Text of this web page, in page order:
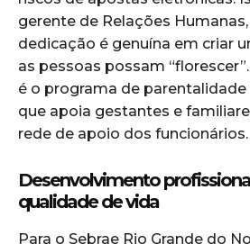
gerente de Relações
dedicação é genuína em criar
as pessoas possam
é o programa de parentalidade
que apoia gestantes e
rede de apoio dos funcionários.
Desenvolvimento
qualidade de vida
Para o Sebrae Rio Grande do